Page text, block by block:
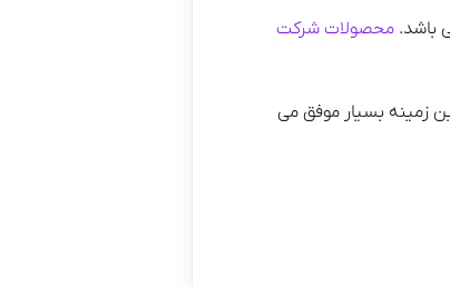
باشد. محصولات شرکت
زمینه بسیار موفق می